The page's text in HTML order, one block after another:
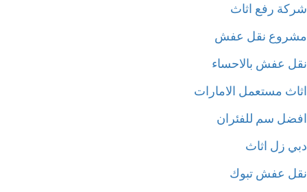
رفع اثاث
نقل عفش
عفش بالاحساء
مستعمل الامارات
سم للفئران
زل اثاث
عفش تبوك